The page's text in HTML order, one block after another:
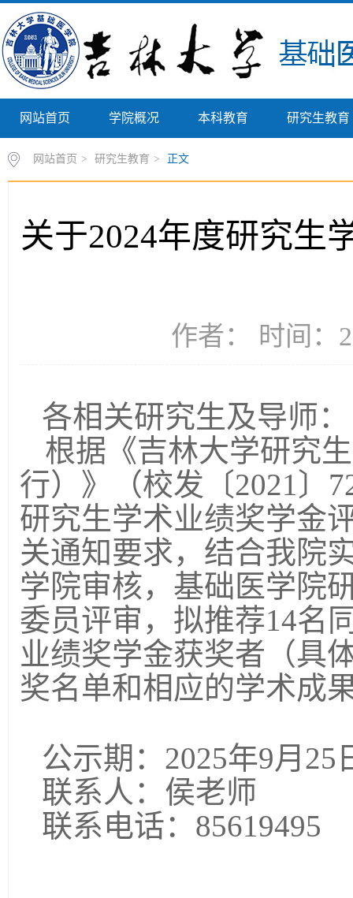
网站首页 学院概况 本科教育 研究生教育
网站首页 > 研究生教育 > 正文
关于2024年度研究生
作者： 时间：
各相关研究生及导师：
根据《吉林大学研究
行）》（校发〔2021〕
研究生学术业绩奖学金
关通知要求，结合我院
学院审核，基础医学院
委员评审，拟推荐14名
业绩奖学金获奖者（具
奖名单和相应的学术成
公示期：2025年9月25
联系人：侯老师
联系电话：85619495